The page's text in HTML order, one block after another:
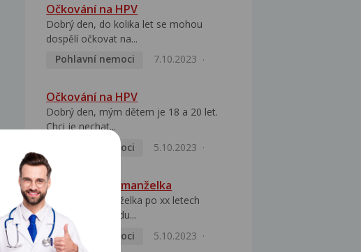
Očkování na HPV
Dobrý den, do kolika let se mohou
dospělí očkovat na...
Pohlavní nemoci
7.10.2023
Očkování na HPV
Dobrý den, mým dětem je 18 a 20 let.
Chci je nechat...
Pohlavní nemoci
5.10.2023
HPV pozitivní manželka
Dobrý den, manželka po xx letech
přivezla z Východu...
Pohlavní nemoci
5.10.2023